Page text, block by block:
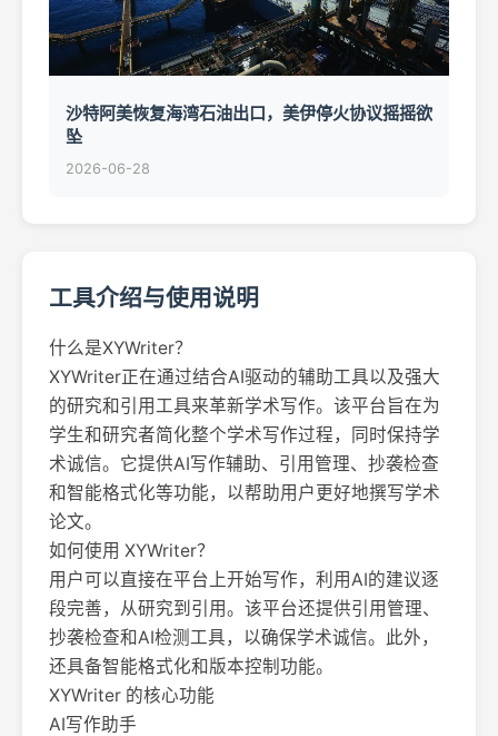
沙特阿美恢复海湾石油出口，美伊停火协议摇摇欲
坠
2026-06-28
工具介绍与使用说明
什么是XYWriter？
XYWriter正在通过结合AI驱动的辅助工具以及强大
的研究和引用工具来革新学术写作。该平台旨在为
学生和研究者简化整个学术写作过程，同时保持学
术诚信。它提供AI写作辅助、引用管理、抄袭检查
和智能格式化等功能，以帮助用户更好地撰写学术
论文。
如何使用 XYWriter？
用户可以直接在平台上开始写作，利用AI的建议逐
段完善，从研究到引用。该平台还提供引用管理、
抄袭检查和AI检测工具，以确保学术诚信。此外，
还具备智能格式化和版本控制功能。
XYWriter 的核心功能
AI写作助手